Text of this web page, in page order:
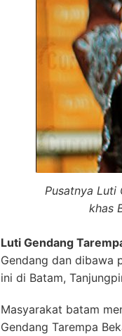
Pusatnya Luti
khas
Luti Gendang
Gendang dan dibawa
ini di Batam,
Masyarakat batam
Gendang Tarempa